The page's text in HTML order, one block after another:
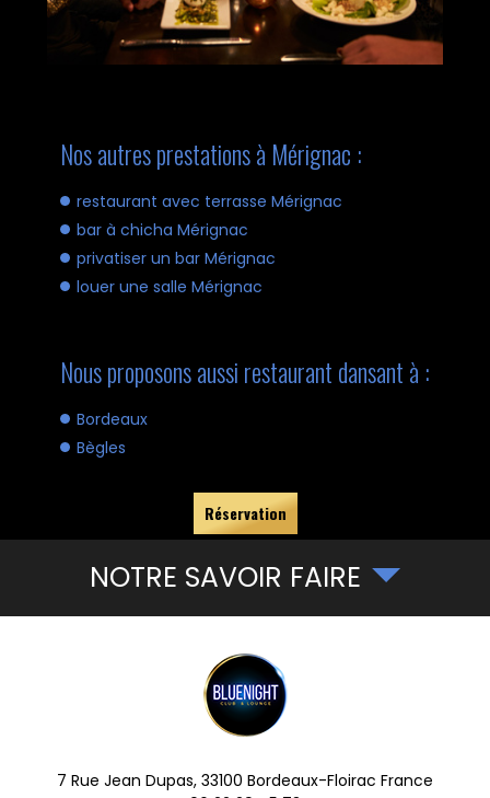
Nos autres prestations à Mérignac :
restaurant avec terrasse Mérignac
bar à chicha Mérignac
privatiser un bar Mérignac
louer une salle Mérignac
Nous proposons aussi restaurant dansant à :
Bordeaux
Bègles
Réservation
NOTRE SAVOIR FAIRE
7 Rue Jean Dupas, 33100 Bordeaux-Floirac France